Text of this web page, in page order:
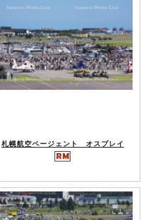
札幌航空ページェント オスプレイ